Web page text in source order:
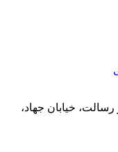
خیابان جهاد،